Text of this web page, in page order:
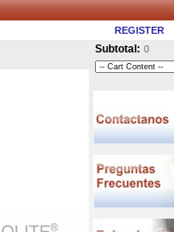
REGISTER
Subtotal: 0